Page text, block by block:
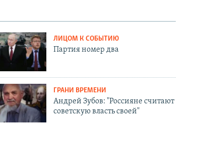
ЛИЦОМ К СОБЫТИЮ
Партия номер два
ГРАНИ ВРЕМЕНИ
Андрей Зубов: "Россияне считают
советскую власть своей"